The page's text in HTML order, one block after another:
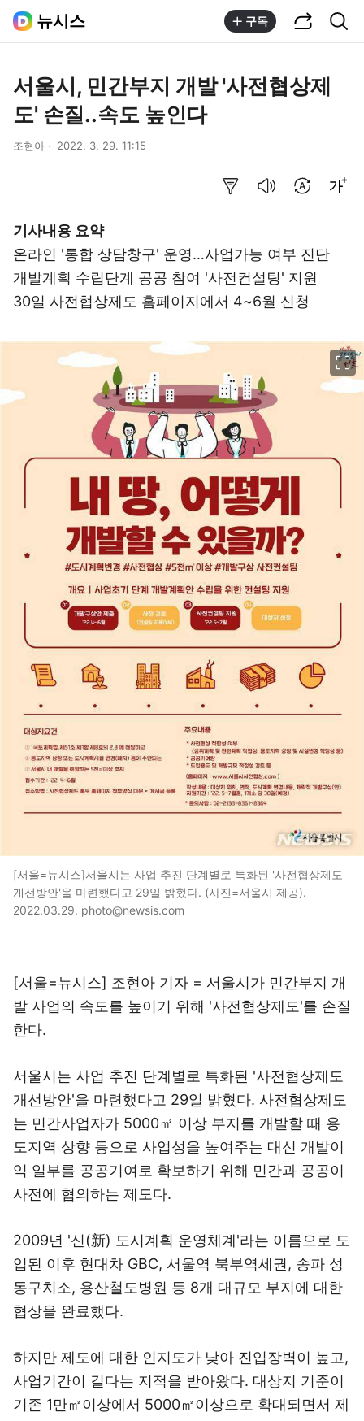
뉴시스 구독
서울시, 민간부지 개발 '사전협상제
도' 손질..속도 높인다
조현아 2022. 3. 29. 11:15
기사내용 요약
온라인 '통합 상담창구' 운영…사업가능 여부 진단
개발계획 수립단계 공공 참여 '사전컨설팅' 지원
30일 사전협상제도 홈페이지에서 4~6월 신청
[서울=뉴시스]서울시는 사업 추진 단계별로 특화된 '사전협상제도
개선방안'을 마련했다고 29일 밝혔다. (사진=서울시 제공).
2022.03.29. photo@newsis.com
[서울=뉴시스] 조현아 기자 = 서울시가 민간부지 개
발 사업의 속도를 높이기 위해 '사전협상제도'를 손질
한다.
서울시는 사업 추진 단계별로 특화된 '사전협상제도
개선방안'을 마련했다고 29일 밝혔다. 사전협상제도
는 민간사업자가 5000㎡ 이상 부지를 개발할 때 용
도지역 상향 등으로 사업성을 높여주는 대신 개발이
익 일부를 공공기여로 확보하기 위해 민간과 공공이
사전에 협의하는 제도다.
2009년 '신(新) 도시계획 운영체계'라는 이름으로 도
입된 이후 현대차 GBC, 서울역 북부역세권, 송파 성
동구치소, 용산철도병원 등 8개 대규모 부지에 대한
협상을 완료했다.
하지만 제도에 대한 인지도가 낮아 진입장벽이 높고,
사업기간이 길다는 지적을 받아왔다. 대상지 기준이
기존 1만㎡이상에서 5000㎡이상으로 확대되면서 제